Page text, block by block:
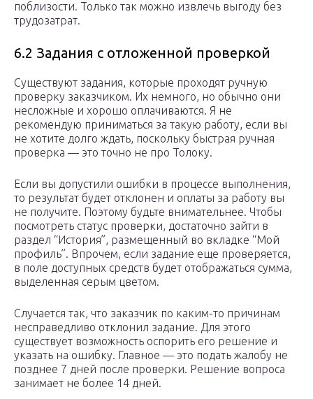
поблизости. Только так можно извлечь выгоду без
трудозатрат.
6.2 Задания с отложенной проверкой
Существуют задания, которые проходят ручную
проверку заказчиком. Их немного, но обычно они
несложные и хорошо оплачиваются. Я не
рекомендую приниматься за такую работу, если вы
не хотите долго ждать, поскольку быстрая ручная
проверка — это точно не про Толоку.
Если вы допустили ошибки в процессе выполнения,
то результат будет отклонен и оплаты за работу вы
не получите. Поэтому будьте внимательнее. Чтобы
посмотреть статус проверки, достаточно зайти в
раздел “История”, размещенный во вкладке “Мой
профиль”. Впрочем, если задание еще проверяется,
в поле доступных средств будет отображаться сумма,
выделенная серым цветом.
Случается так, что заказчик по каким-то причинам
несправедливо отклонил задание. Для этого
существует возможность оспорить его решение и
указать на ошибку. Главное — это подать жалобу не
позднее 7 дней после проверки. Решение вопроса
занимает не более 14 дней.